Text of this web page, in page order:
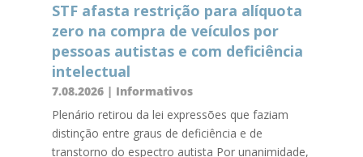
STF afasta restrição para alíquota
zero na compra de veículos por
pessoas autistas e com deficiência
intelectual
7.08.2026| Informativos
Plenário retirou da lei expressões que faziam
distinção entre graus de deficiência e de
transtorno do espectro autista Por unanimidade,